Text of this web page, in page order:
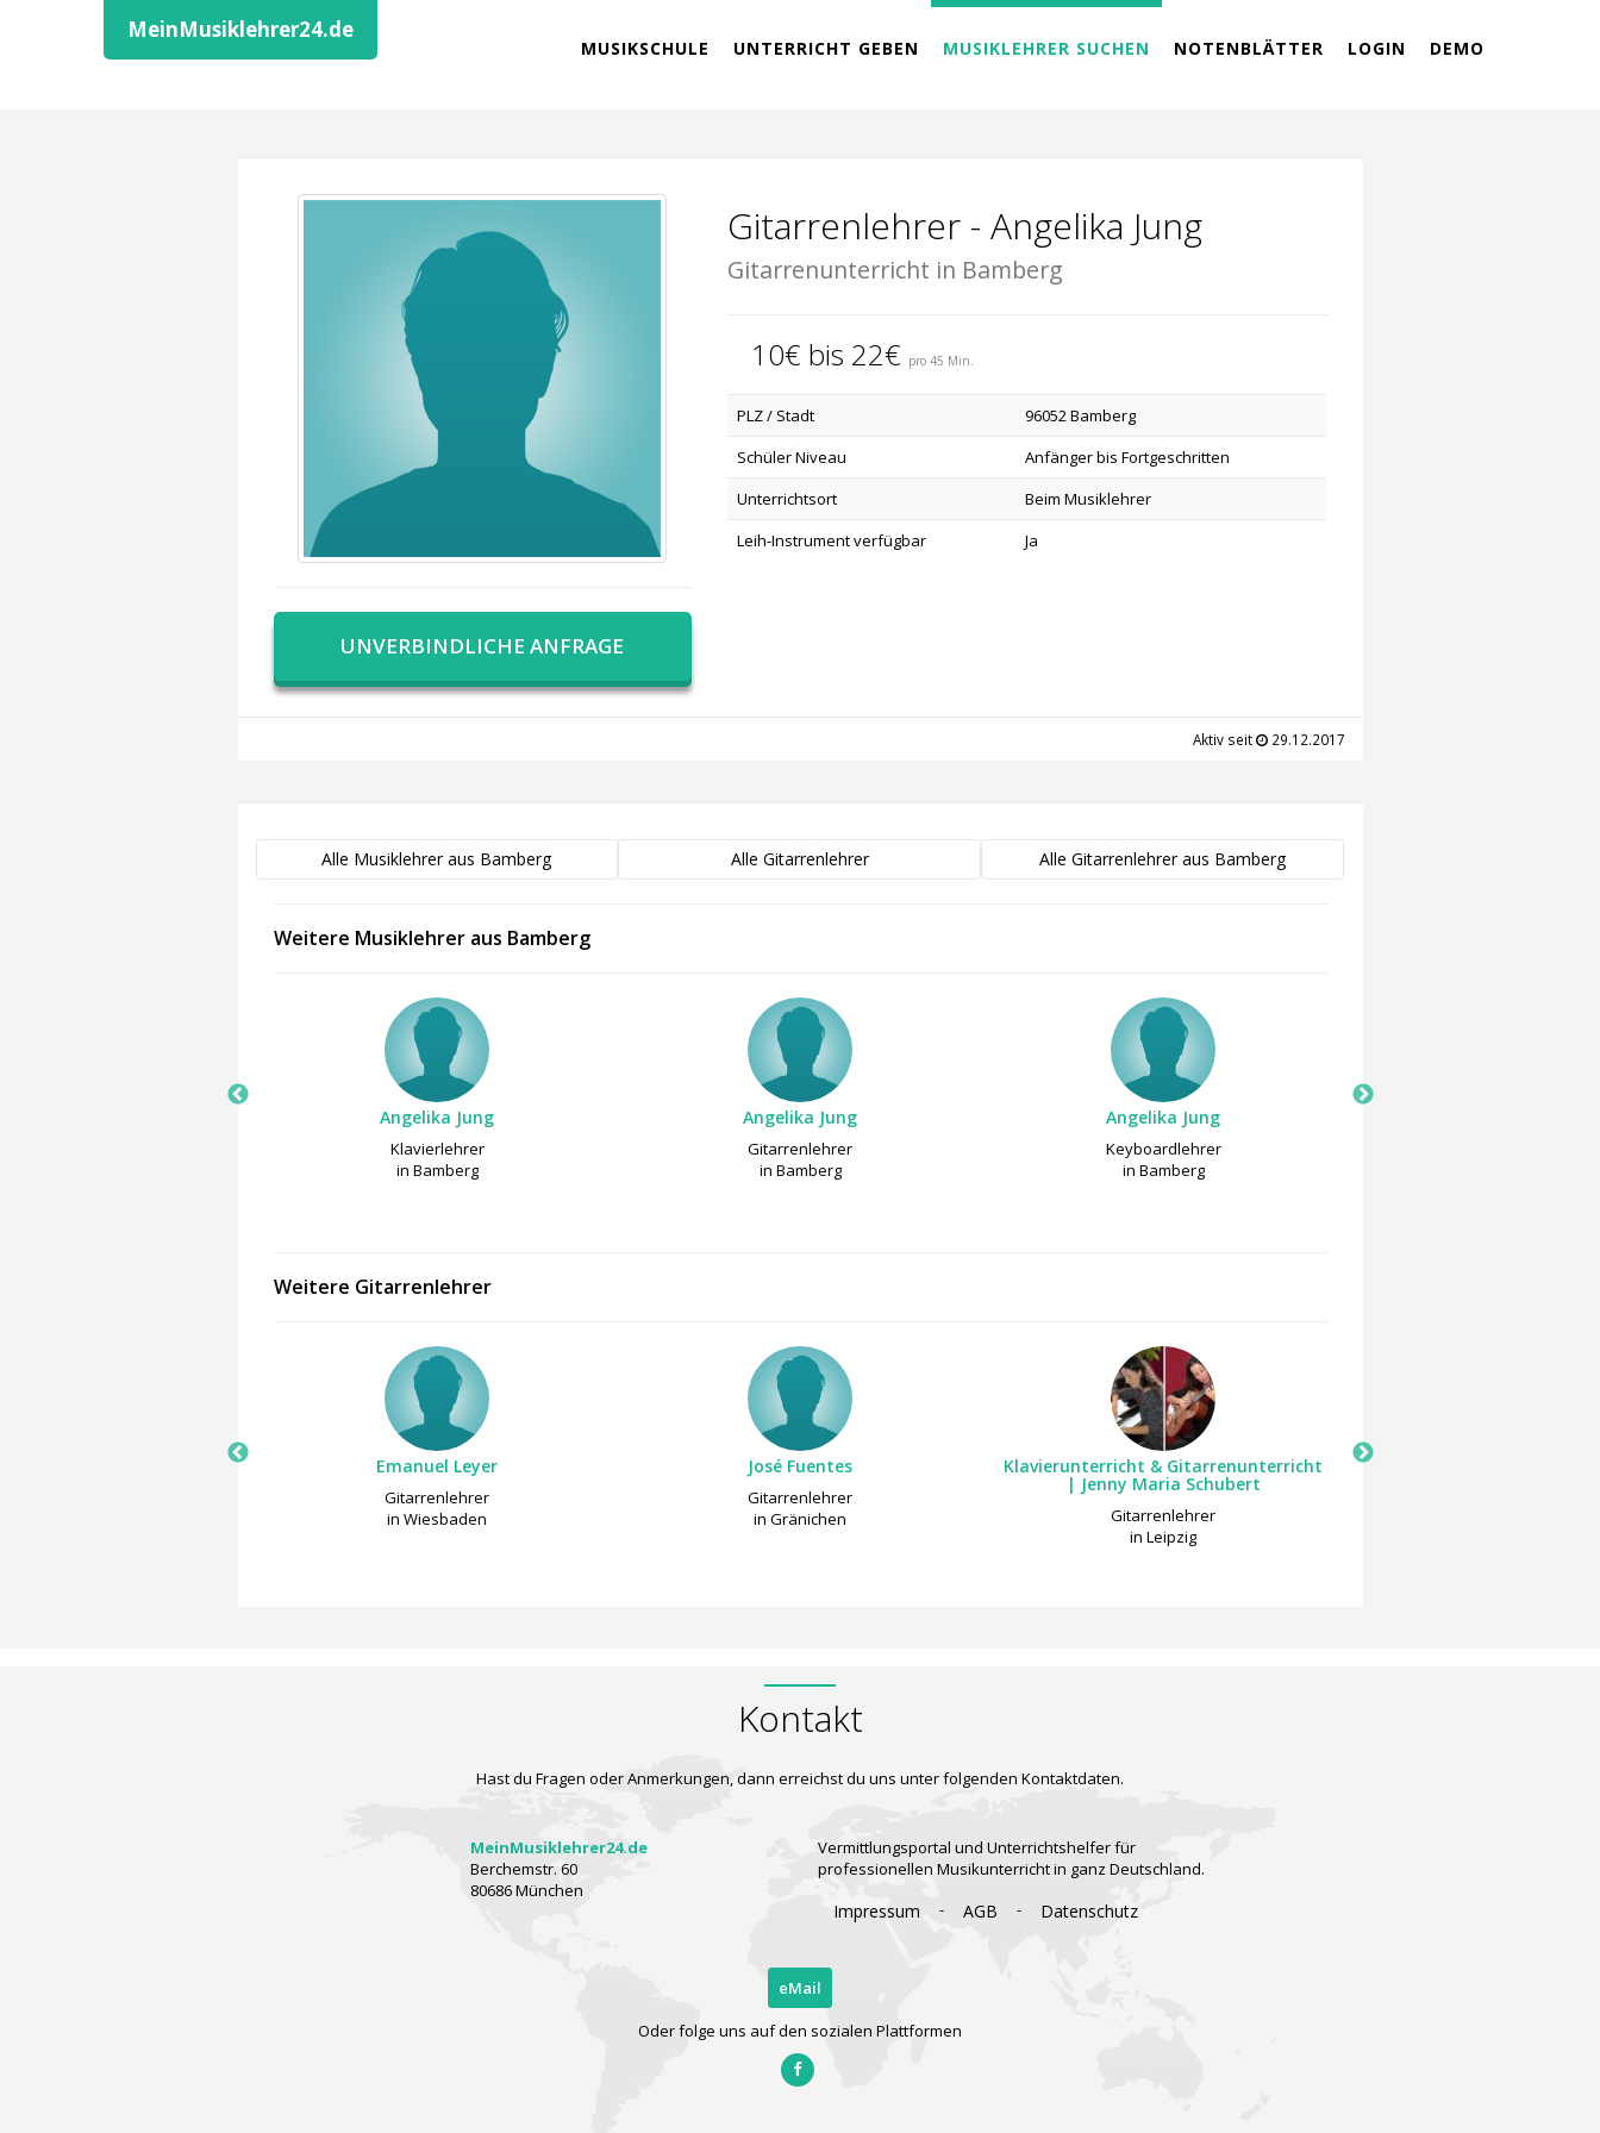
MeinMusiklehrer24.de
MUSIKSCHULE UNTERRICHT GEBEN MUSIKLEHRER SUCHEN NOTENBLÄTTER LOGIN DEMO
UNVERBINDLICHE ANFRAGE
Gitarrenlehrer - Angelika Jung
Gitarrenunterricht in Bamberg
10€ bis 22€ pro 45 Min.
PLZ / Stadt
96052 Bamberg
Schüler Niveau
Anfänger bis Fortgeschritten
Unterrichtsort
Beim Musiklehrer
Leih-Instrument verfügbar
Ja
Aktiv seit 29.12.2017
Alle Musiklehrer aus Bamberg Alle Gitarrenlehrer Alle Gitarrenlehrer aus Bamberg
Weitere Musiklehrer aus Bamberg
Angelika Jung
Klavierlehrer
in Bamberg
Angelika Jung
Gitarrenlehrer
in Bamberg
Angelika Jung
Keyboardlehrer
in Bamberg
Weitere Gitarrenlehrer
Emanuel Leyer
Gitarrenlehrer
in Wiesbaden
José Fuentes
Gitarrenlehrer
in Gränichen
Klavierunterricht & Gitarrenunterricht
| Jenny Maria Schubert
Gitarrenlehrer
in Leipzig
Kontakt
Hast du Fragen oder Anmerkungen, dann erreichst du uns unter folgenden Kontaktdaten.
MeinMusiklehrer24.de
Berchemstr. 60
80686 München
Vermittlungsportal und Unterrichtshelfer für
professionellen Musikunterricht in ganz Deutschland.
Impressum - AGB - Datenschutz
eMail
Oder folge uns auf den sozialen Plattformen